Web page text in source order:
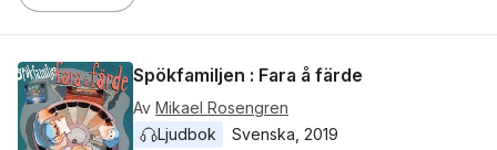
Spökfamiljen : Fara å färde
Av Mikael Rosengren
Ljudbok
Svenska 2019